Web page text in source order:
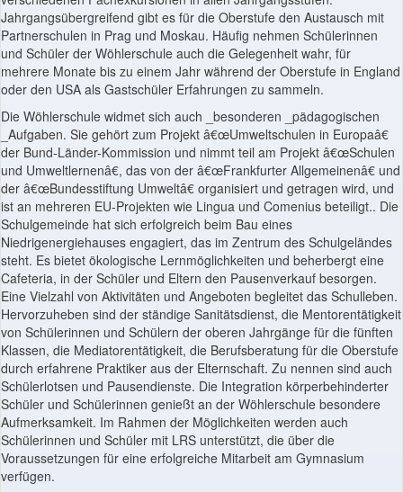
Jahrgangsübergreifend gibt es für die Oberstufe den Austausch mit
Partnerschulen in Prag und Moskau. Häufig nehmen Schülerinnen
und Schüler der Wöhlerschule auch die Gelegenheit wahr, für
mehrere Monate bis zu einem Jahr während der Oberstufe in England
oder den USA als Gastschüler Erfahrungen zu sammeln.
Die Wöhlerschule widmet sich auch _besonderen _pädagogischen
_Aufgaben. Sie gehört zum Projekt â€œUmweltschulen in Europaâ€
der Bund-Länder-Kommission und nimmt teil am Projekt â€œSchulen
und Umweltlernenâ€, das von der â€œFrankfurter Allgemeinenâ€ und
der â€œBundesstiftung Umweltâ€ organisiert und getragen wird, und
ist an mehreren EU-Projekten wie Lingua und Comenius beteiligt.. Die
Schulgemeinde hat sich erfolgreich beim Bau eines
Niedrigenergiehauses engagiert, das im Zentrum des Schulgeländes
steht. Es bietet ökologische Lernmöglichkeiten und beherbergt eine
Cafeteria, in der Schüler und Eltern den Pausenverkauf besorgen.
Eine Vielzahl von Aktivitäten und Angeboten begleitet das Schulleben.
Hervorzuheben sind der ständige Sanitätsdienst, die Mentorentätigkeit
von Schülerinnen und Schülern der oberen Jahrgänge für die fünften
Klassen, die Mediatorentätigkeit, die Berufsberatung für die Oberstufe
durch erfahrene Praktiker aus der Elternschaft. Zu nennen sind auch
Schülerlotsen und Pausendienste. Die Integration körperbehinderter
Schüler und Schülerinnen genießt an der Wöhlerschule besondere
Aufmerksamkeit. Im Rahmen der Möglichkeiten werden auch
Schülerinnen und Schüler mit LRS unterstützt, die über die
Voraussetzungen für eine erfolgreiche Mitarbeit am Gymnasium
verfügen.